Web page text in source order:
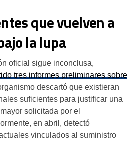
que vuelven a
la lupa
oficial sigue inconclusa,
tres informes preliminares sobre
descartó que existieran
suficientes para justificar una
solicitada por el
en abril, detectó
vinculados al suministro